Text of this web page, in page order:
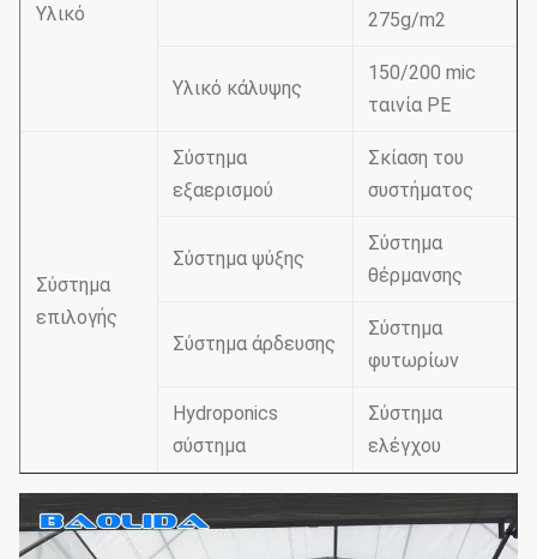
Υλικό
275g/m2
Υλικό κάλυψης
150/200 mic
ταινία PE
Σύστημα
επιλογής
Σύστημα
εξαερισμού
Σκίαση του
συστήματος
Σύστημα ψύξης
Σύστημα
θέρμανσης
Σύστημα άρδευσης
Σύστημα
φυτωρίων
Hydroponics
σύστημα
Σύστημα
ελέγχου